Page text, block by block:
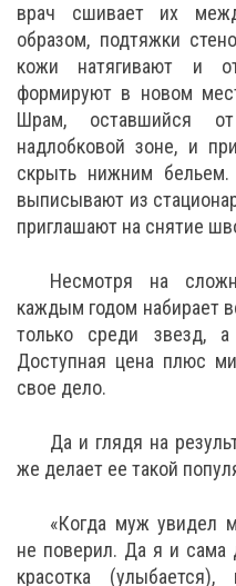
врач сшивает их
образом, подтяжки
кожи натягивают и
формируют в новом
Шрам, оставшийся
надлобковой зоне, и
скрыть нижним
выписывают из
приглашают на снятие
Несмотря на
каждым годом набирает
только среди звезд,
Доступная цена плюс
свое дело.
Да и глядя на
же делает ее такой
«Когда муж увидел
не поверил. Да я и
красотка